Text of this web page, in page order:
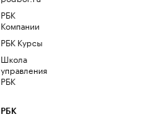
РБК
Компании
РБК Курсы
Школа
управления
РБК
РБК